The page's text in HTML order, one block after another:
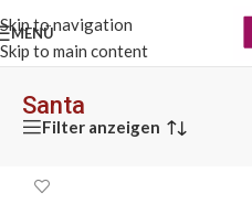
Skip to navigation
Skip to main content
MENÜ
Santa
Filter anzeigen